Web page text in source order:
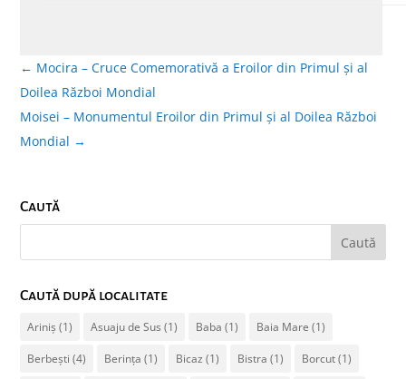
← Mocira – Cruce Comemorativă a Eroilor din Primul și al
Doilea Război Mondial
Moisei – Monumentul Eroilor din Primul și al Doilea Război
Mondial →
Caută
Caută după localitate
Ariniș (1) Asuaju de Sus (1) Baba (1) Baia Mare (1)
Berbești (4) Berința (1) Bicaz (1) Bistra (1) Borcut(1)